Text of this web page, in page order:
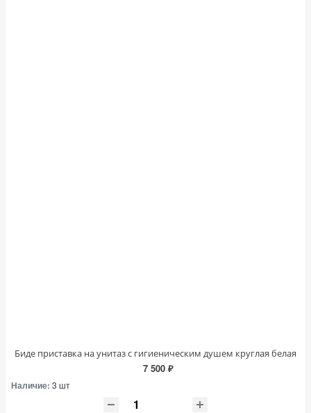
Биде приставка на унитаз с гигиеническим душем круглая белая
7 500 ₽
Наличие: 3 шт